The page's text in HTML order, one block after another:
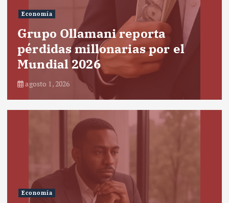
Economía
Grupo Ollamani reporta
pérdidas millonarias por el
Mundial 2026
agosto 1, 2026
Economía